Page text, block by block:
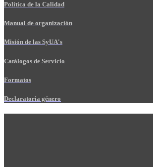
Política de la Calidad
Manual de organización
Misión de las SyUA's
Catálogos de Servicio
Formatos
Declaratoria género